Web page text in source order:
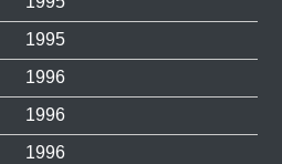
1995
1996
1996
1996